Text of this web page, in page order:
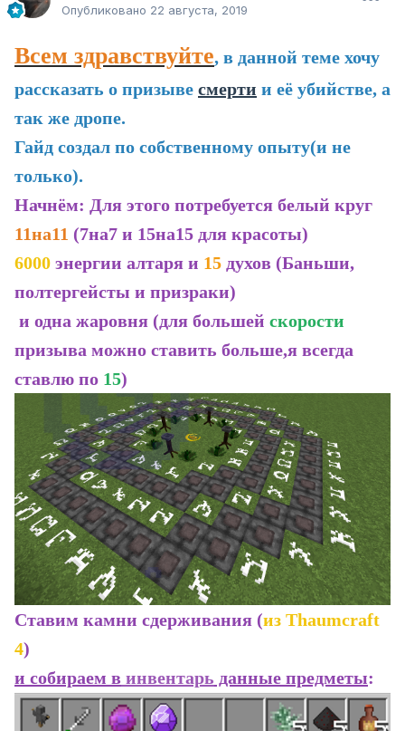
Опубликовано 22 августа, 2019
Всем здравствуйте, в данной теме хочу
рассказать о призыве смерти и её убийстве, а
так же дропе.
Гайд создал по собственному опыту(и не
только).
Начнём: Для этого потребуется белый круг
11на11 (7на7 и 15на15 для красоты)
6000 энергии алтаря и 15 духов (Баньши,
полтергейсты и призраки)
и одна жаровня (для большей скорости
призыва можно ставить больше,я всегда
ставлю по 15)
Ставим камни сдерживания (из Thaumcraft
4)
и собираем в инвентарь данные предметы: